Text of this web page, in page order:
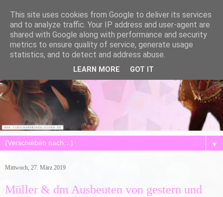
▼
Mittwoch, 27. März 2019
Müller & dm Ausbeuten von gestern und
This site uses cookies from Google to deliver its services
and to analyze traffic. Your IP address and user-agent are
shared with Google along with performance and security
metrics to ensure quality of service, generate usage
statistics, and to detect and address abuse.
LEARN MORE GOT IT